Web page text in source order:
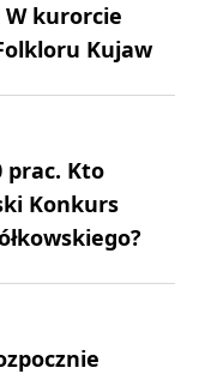
kurorcie
Kujaw
prac. Kto
Konkurs